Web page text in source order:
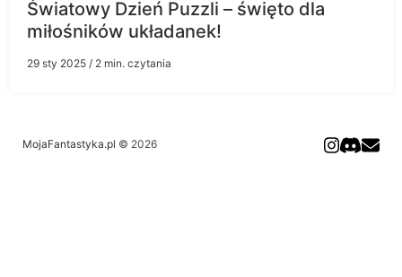
Światowy Dzień Puzzli – święto dla
miłośników układanek!
29 sty 2025 / 2 min. czytania
MojaFantastyka.pl © 2026